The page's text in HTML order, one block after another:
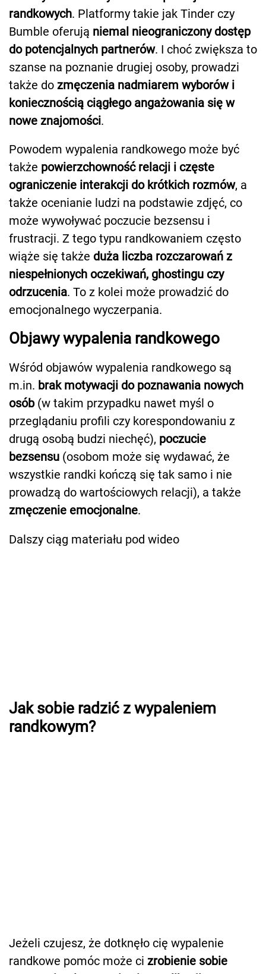
randkowych. Platformy takie jak Tinder czy
Bumble oferują niemal nieograniczony dostęp
do potencjalnych partnerów. I choć zwiększa to
szanse na poznanie drugiej osoby, prowadzi
także do zmęczenia nadmiarem wyborów i
koniecznością ciągłego angażowania się w
nowe znajomości.
Powodem wypalenia randkowego może być
także powierzchowność relacji i częste
ograniczenie interakcji do krótkich rozmów, a
także ocenianie ludzi na podstawie zdjęć, co
może wywoływać poczucie bezsensu i
frustracji. Z tego typu randkowaniem często
wiąże się także duża liczba rozczarowań z
niespełnionych oczekiwań, ghostingu czy
odrzucenia. To z kolei może prowadzić do
emocjonalnego wyczerpania.
Objawy wypalenia randkowego
Wśród objawów wypalenia randkowego są
m.in. brak motywacji do poznawania nowych
osób(w takim przypadku nawet myśl o
przeglądaniu profili czy korespondowaniu z
drugą osobą budzi niechęć), poczucie
bezsensu (osobom może się wydawać, że
wszystkie randki kończą się tak samo i nie
prowadzą do wartościowych relacji), a także
zmęczenie emocjonalne.
Dalszy ciąg materiału pod wideo
Jak sobie radzić z wypaleniem
randkowym?
Jeżeli czujesz, że dotknęło cię wypalenie
randkowe pomóc może ci zrobienie sobie